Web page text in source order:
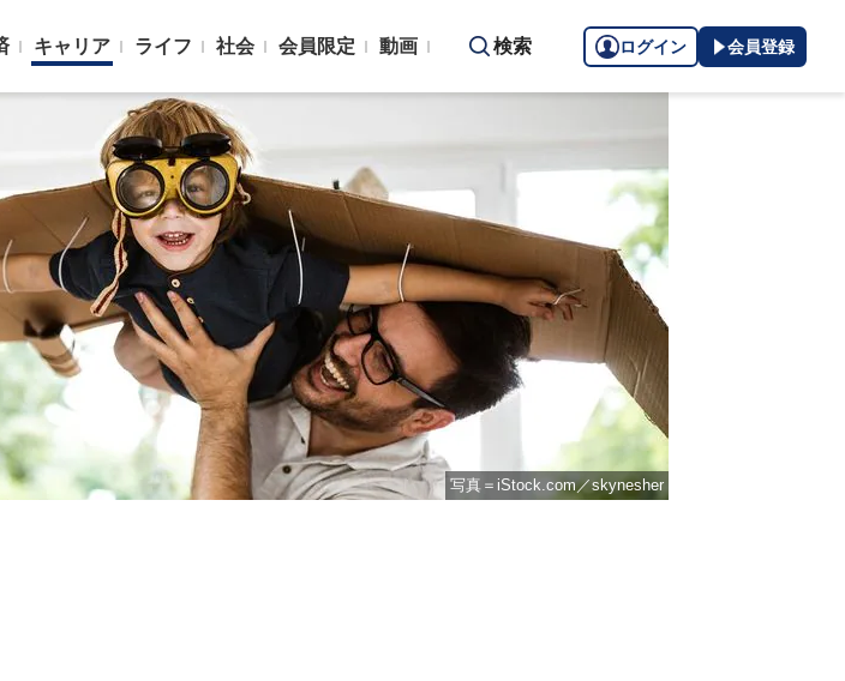
キャリア ライフ 社会 会員限定 動画 検索 ログイン 会員登録
写真＝iStock.com／skynesher